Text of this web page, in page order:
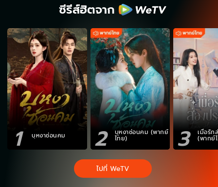
ซีรีส์ฮิตจาก
1 บุหงาซ่อนคม 2 บุหงาซ่อนคม (พากย์
ไทย) 3 เมื่อรัก
(พากย์
ไปที่ WeTV